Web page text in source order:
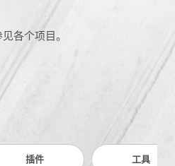
各个项目。
插件 工具